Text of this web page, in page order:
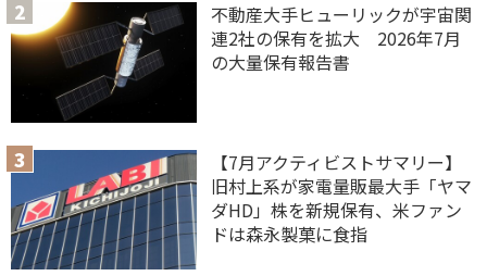
不動産大手ヒューリックが宇宙関
連2社の保有を拡大 2026年7月
の大量保有報告書
【7月アクティビストサマリー】
旧村上系が家電量販最大手「ヤマ
ダHD」株を新規保有、米ファン
ドは森永製菓に食指